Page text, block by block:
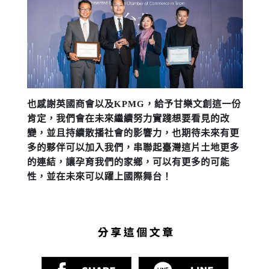
也感謝英國商會以及KPMG ，給予甘樂文創這一份
肯定，我們會在未來繼續努力實踐想要看見的改
變，並且持續散播社會的影響力，也期待未來有更
多的夥伴可以加入我們，串聯起臺灣這片土地更多
的連結，讓孕育我們的家鄉，可以有更多的可能
性，並在未來可以躍上國際舞台！